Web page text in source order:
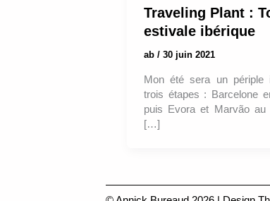
Traveling Plant :
estivale ibérique
ab / 30 juin 2021
Mon été sera un périple
trois étapes : Barcelone
puis Evora et Marvão au
[…]